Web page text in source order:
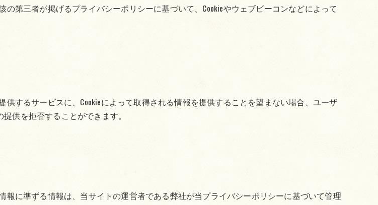
第三者が掲げるプライバシーポリシーに基づいて、Cookieやウェブビーコンなどによって
するサービスに、Cookieによって取得される情報を提供することを望まない場合、ユーザ
供を拒否することができます。
に準ずる情報は、当サイトの運営者である弊社が当プライバシーポリシーに基づいて管理